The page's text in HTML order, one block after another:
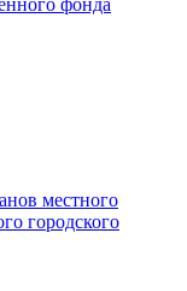
фонда
местного
городского